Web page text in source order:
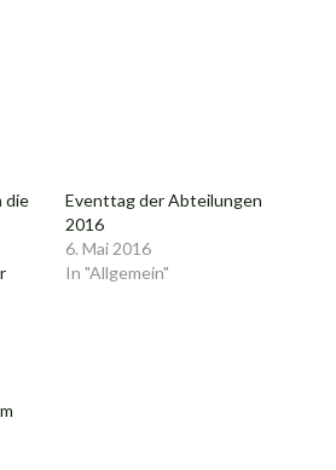
die
Eventtag der Abteilungen
2016
6. Mai 2016
In "Allgemein"